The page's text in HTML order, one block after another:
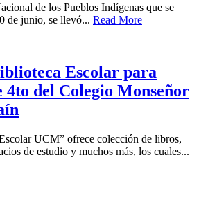
de los Pueblos Indígenas que se
de junio, se llevó... Read More
Escolar para
4to del Colegio Monseñor
UCM” ofrece colección de libros,
de estudio y muchos más, los cuales...